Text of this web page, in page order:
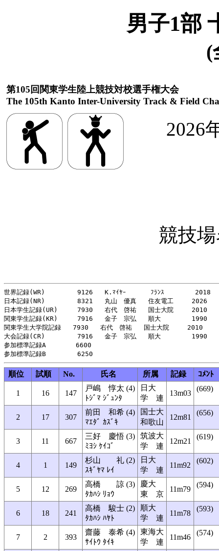
男子1部
(
第105回関東学生陸上競技対校選手権大会
The 105th Kanto Inter-University Track & Field
2026
競技
世界記録(WR)   　　  9126   K.ﾏｲﾔｰ   　　ﾌﾗﾝｽ 　　　  2018
日本記録(NR)    　　 8321   丸山　優真   住友電工   　2026
日本学生記録(UR)     7930   右代　啓祐   国士大院   　2010
関東学生記録(KR)     7916   金子　宗弘   順大   　　　1990
関東学生大学院記録   7930   右代　啓祐   国士大院  　 2010
大会記録(CR)     　　7916   金子　宗弘   順大   　　　1990
参加標準記録A     　 6600
順位 試順 No. 氏名 所属 記録 ｺﾒﾝﾄ
1 16 147
戸嶋 惇太 (4)
ﾄｼﾞﾏ ｼﾞｭﾝﾀ
日大
学 連
13m03
(669)
2 17 307
前田 和希 (4)
ﾏｴﾀﾞ ｶｽﾞｷ
国士大
和歌山
12m81
(656)
3 11 667
三好 慶悟 (3)
ﾐﾖｼ ｹｲｺﾞ
筑波大
学 連
12m21
(619)
4 1 149
杉山 礼 (2)
ｽｷﾞﾔﾏ ﾚｲ
日大
学 連
11m92
(602)
5 12 269
高橋 諒 (3)
ﾀｶﾊｼ ﾘｮｳ
慶大
東 京
11m79
(594)
6 18 241
高橋 駿士 (2)
ﾀｶﾊｼ ﾊﾔﾄ
順大
学 連
11m78
(593)
7 2 393
齋藤 泰希 (4)
ｻｲﾄｳ ﾀｲｷ
東海大
学 連
11m46
(574)